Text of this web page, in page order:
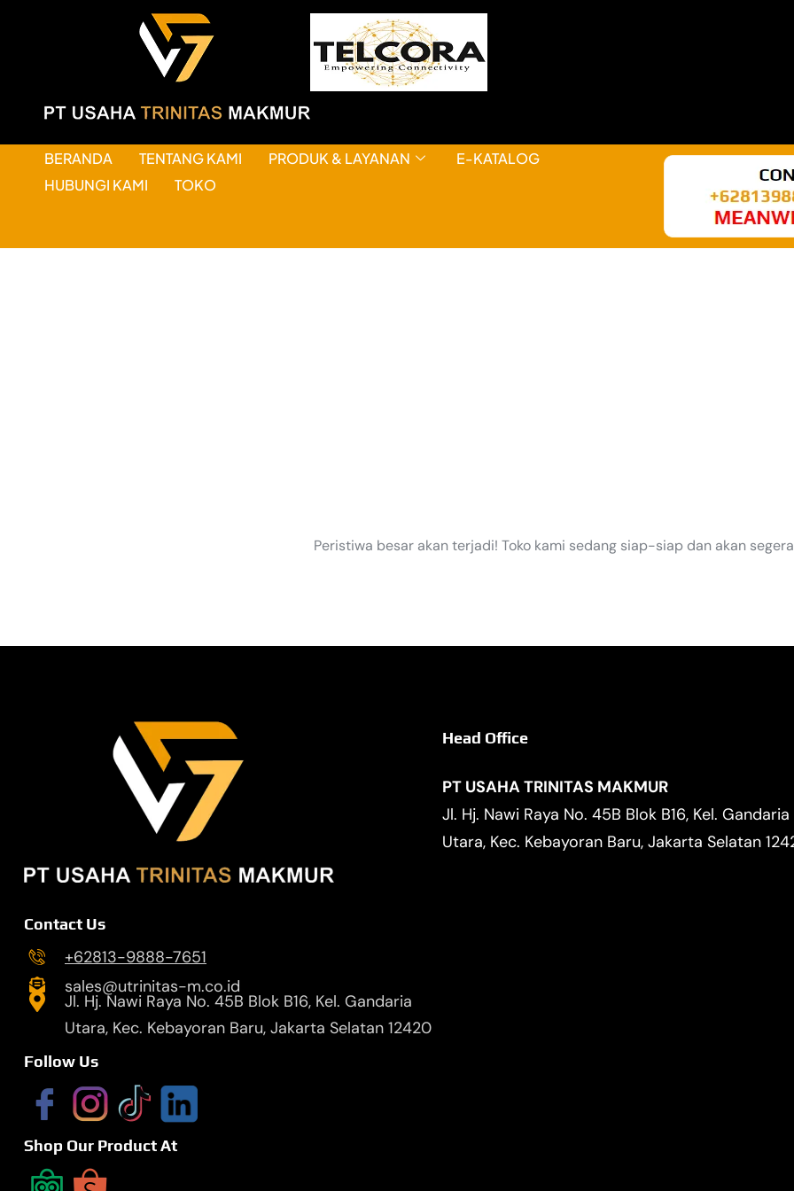
BERANDA TENTANG KAMI PRODUK & LAYANAN
E-KATALOG
HUBUNGI KAMI
TOKO
Peristiwa besar akan terjadi! Toko kami sedang siap-siap dan akan
Contact Us
+62813-9888-7651
sales@utrinitas-m.co.id
Jl. Hj. Nawi Raya No. 45B Blok B16, Kel. Gandaria
Utara, Kec. Kebayoran Baru, Jakarta Selatan 12420
Follow Us
Shop Our Product At
Head Office
PT USAHA TRINITAS MAKMUR
Jl. Hj. Nawi Raya No. 45B Blok B16, Kel. Gandaria
Utara, Kec. Kebayoran Baru, Jakarta Selatan